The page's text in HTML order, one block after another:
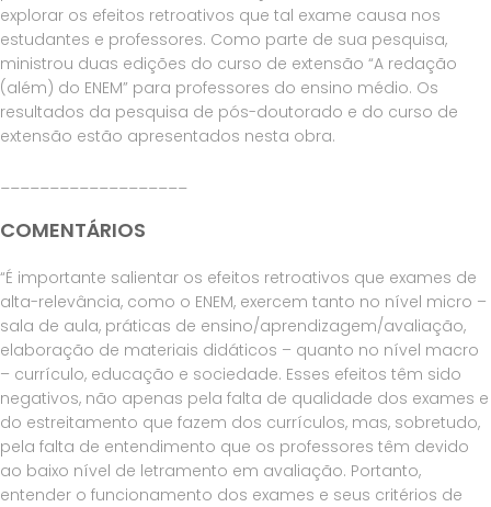
explorar os efeitos retroativos que tal exame causa nos
estudantes e professores. Como parte de sua pesquisa,
ministrou duas edições do curso de extensão “A redação
(além) do ENEM” para professores do ensino médio. Os
resultados da pesquisa de pós-doutorado e do curso de
extensão estão apresentados nesta obra.
___________________
COMENTÁRIOS
“É importante salientar os efeitos retroativos que exames de
alta-relevância, como o ENEM, exercem tanto no nível micro –
sala de aula, práticas de ensino/aprendizagem/avaliação,
elaboração de materiais didáticos – quanto no nível macro
– currículo, educação e sociedade. Esses efeitos têm sido
negativos, não apenas pela falta de qualidade dos exames e
do estreitamento que fazem dos currículos, mas, sobretudo,
pela falta de entendimento que os professores têm devido
ao baixo nível de letramento em avaliação. Portanto,
entender o funcionamento dos exames e seus critérios de